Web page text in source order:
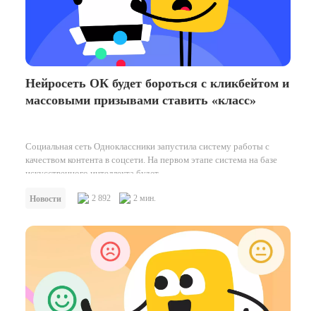
Нейросеть ОК будет бороться с кликбейтом и
массовыми призывами ставить «класс»
Социальная сеть Одноклассники запустила систему работы с
качеством контента в соцсети. На первом этапе система на базе
искусственного интеллекта будет…
Новости 2 892 2 мин.